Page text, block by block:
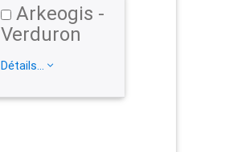
Arkeogis -
Verduron
Détails...